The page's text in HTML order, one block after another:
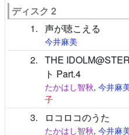
ディスク 2
1
声が聴こえる
今井麻美
2
THE
ト Part.4
たかはし智秋, 今井麻
子
3 ロコロコのうた
たかはし智秋, 今井麻